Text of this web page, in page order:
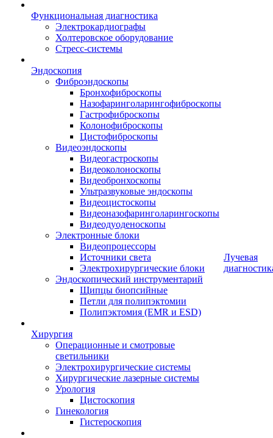
Функциональная диагностика
Электрокардиографы
Холтеровское оборудование
Стресс-системы
Эндоскопия
Фиброэндоскопы
Бронхофиброскопы
Назофаринголарингофиброскопы
Гастрофиброскопы
Колонофиброскопы
Цистофиброскопы
Видеоэндоскопы
Видеогастроскопы
Видеоколоноскопы
Видеобронхоскопы
Ультразвуковые эндоскопы
Видеоцистоскопы
Видеоназофаринголарингоскопы
Видеодуоденоскопы
Электронные блоки
Видеопроцессоры
Источники света
Электрохирургические блоки
Эндоскопический инструментарий
Щипцы биопсийные
Петли для полипэктомии
Полипэктомия (EMR и ESD)
Хирургия
Операционные и смотровые
светильники
Электрохирургические системы
Хирургические лазерные системы
Урология
Цистоскопия
Гинекология
Гистероскопия
Лучевая